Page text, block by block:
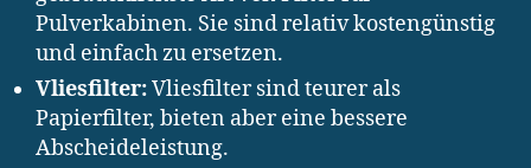
Pulverkabinen. Sie sind relativ kostengünstig
und einfach zu ersetzen.
Vliesfilter:Vliesfilter sind teurer als
Papierfilter, bieten aber eine bessere
Abscheideleistung.